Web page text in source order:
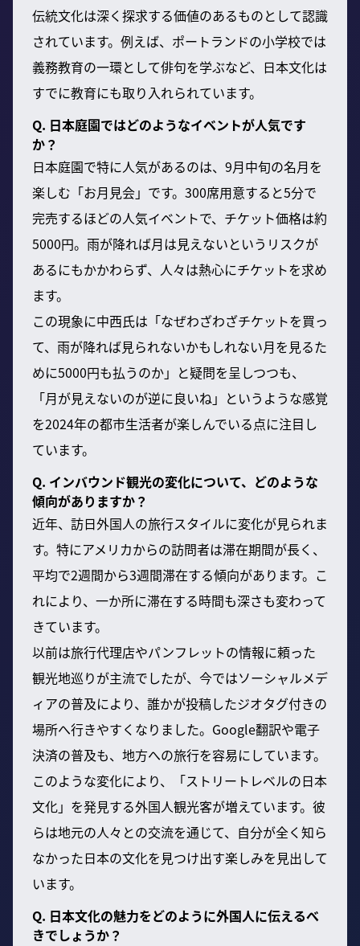
伝統文化は深く探求する価値のあるものとして認識
されています。例えば、ポートランドの小学校では
義務教育の一環として俳句を学ぶなど、日本文化は
すでに教育にも取り入れられています。
Q. 日本庭園ではどのようなイベントが人気です
か？
日本庭園で特に人気があるのは、9月中旬の名月を
楽しむ「お月見会」です。300席用意すると5分で
完売するほどの人気イベントで、チケット価格は約
5000円。雨が降れば月は見えないというリスクが
あるにもかかわらず、人々は熱心にチケットを求め
ます。
この現象に中西氏は「なぜわざわざチケットを買っ
て、雨が降れば見られないかもしれない月を見るた
めに5000円も払うのか」と疑問を呈しつつも、
「月が見えないのが逆に良いね」というような感覚
を2024年の都市生活者が楽しんでいる点に注目し
ています。
Q. インバウンド観光の変化について、どのような
傾向がありますか？
近年、訪日外国人の旅行スタイルに変化が見られま
す。特にアメリカからの訪問者は滞在期間が長く、
平均で2週間から3週間滞在する傾向があります。こ
れにより、一か所に滞在する時間も深さも変わって
きています。
以前は旅行代理店やパンフレットの情報に頼った
観光地巡りが主流でしたが、今ではソーシャルメデ
ィアの普及により、誰かが投稿したジオタグ付きの
場所へ行きやすくなりました。Google翻訳や電子
決済の普及も、地方への旅行を容易にしています。
このような変化により、「ストリートレベルの日本
文化」を発見する外国人観光客が増えています。彼
らは地元の人々との交流を通じて、自分が全く知ら
なかった日本の文化を見つけ出す楽しみを見出して
います。
Q. 日本文化の魅力をどのように外国人に伝えるべ
きでしょうか？